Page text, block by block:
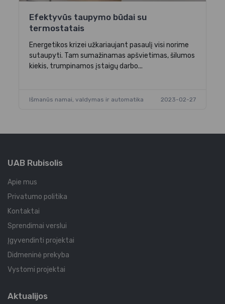
Efektyvūs taupymo būdai su
termostatais
Energetikos krizei užkariaujant pasaulį visi norime
sutaupyti. Tam sumažinamas apšvietimas, šilumos
kiekis, trumpinamos įstaigų darbo...
Išmanūs namai, valdymas ir automatika 2023-02-27
UAB Rubisolis
Apie mus
Privatumo politika
Kontaktai
Sprendimai verslui
Įgyvendinti projektai
Didmeninė prekyba
Vystomi projektai
Aktualijos